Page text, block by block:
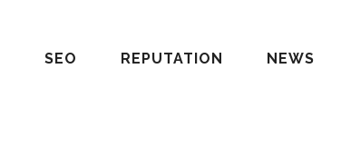
SEO REPUTATION NEWS